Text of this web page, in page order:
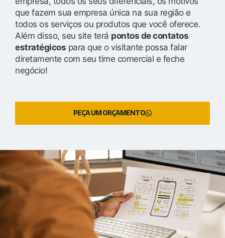
que fazem sua empresa única na sua região e
todos os serviços ou produtos que você oferece.
Além disso, seu site terá pontos de contatos
estratégicos para que o visitante possa falar
diretamente com seu time comercial e feche
negócio!
PEÇA UM ORÇAMENTO